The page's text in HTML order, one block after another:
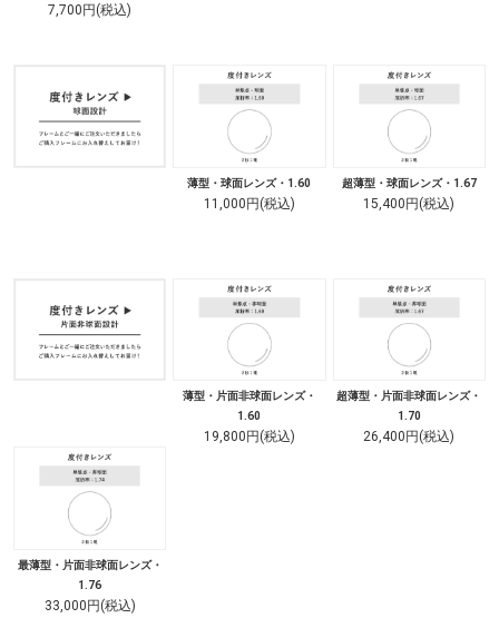
7,700円(税込)
薄型・球面レンズ・1.60
11,000円(税込)
超薄型・球面レンズ・1.67
15,400円(税込)
薄型・片面非球面レンズ・
1.60
19,800円(税込)
超薄型・片面非球面レンズ・
1.70
26,400円(税込)
最薄型・片面非球面レンズ・
1.76
33,000円(税込)